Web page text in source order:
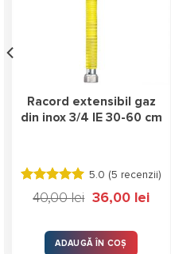
Racord extensibil gaz
din inox 3/4 IE 30-60 cm
Evaluat la
5.00stele
5.0 (5 recenzii)
40,00lei
Prețul
inițial
40,00 lei.
36,00 leiPrețul
ADAUGĂ ÎN COȘ